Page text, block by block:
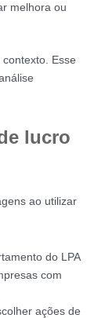
melhora ou
Esse
lucro
ao utilizar
do LPA
com
ações de